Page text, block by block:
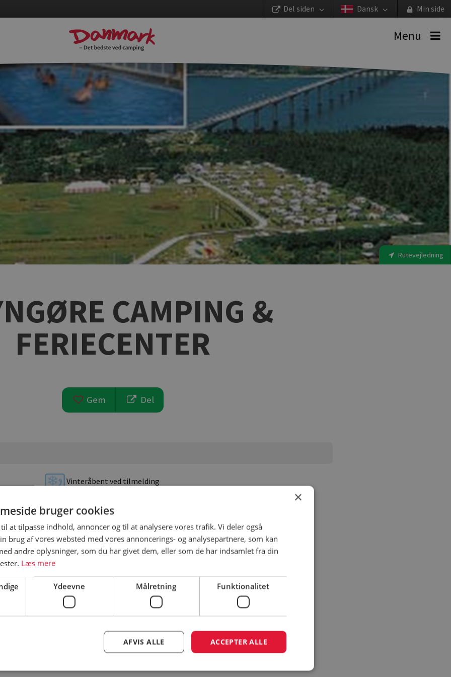
Min side
Dansk
Del siden
Menu
Rutevejledning
CAMPING &
FERIECENTER
Gem Del
Vinteråbent ved tilmelding
Åbningsperiode
Åbningsperiode er vejledende – besøg
korrekt åbningsperiode
×
bruger cookies
at tilpasse indhold, annoncer og til at analysere vores trafik. Vi deler også
brug af vores websted med vores annoncerings- og analysepartnere, som kan
andre oplysninger, som du har givet dem, eller som de har indsamlet fra din
Læs mere
Ydeevne Målretning Funktionalitet
ACCEPTER ALLE
AFVIS ALLE